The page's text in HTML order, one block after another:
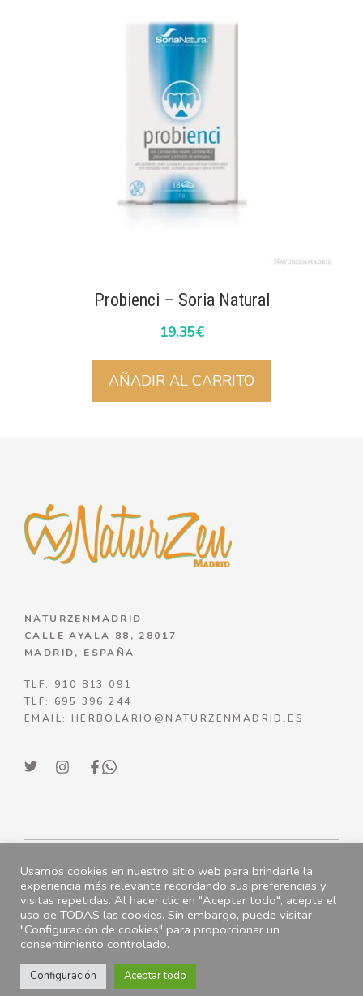
Probienci – Soria Natural
19.35€
AÑADIR AL CARRITO
NATURZENMADRID
CALLE AYALA 88, 28017
MADRID, ESPAÑA
TLF: 910 813 091
TLF: 695 396 244
EMAIL: HERBOLARIO@NATURZENMADRID.ES
© NATURZENMADRID 2023
ENVÍOS |POLÍTICA DE DEVOLUCIONES
POLÍTICA DE PRIVACIDAD |
TÉRMINOS DEL
Artículo añadido al
carrito.
0 artículos -0.00€
Usamos cookies en nuestro sitio web para brindarle la
experiencia más relevante recordando sus preferencias y
visitas repetidas. Al hacer clic en "Aceptar todo", acepta el
uso de TODAS las cookies. Sin embargo, puede visitar
"Configuración de cookies" para proporcionar un
consentimiento controlado.
Configuración Aceptar todo